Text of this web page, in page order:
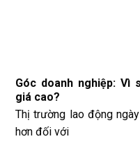
Góc doanh nghiệp: Vì
giá cao?
Thị trường lao động
hơn đối với